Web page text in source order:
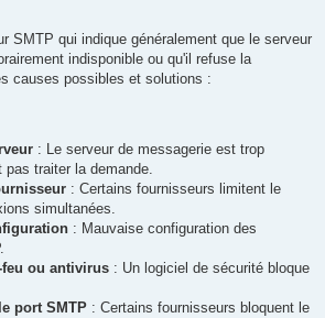
SMTP qui indique généralement que le serveur
indisponible ou qu'il refuse la
causes possibles et solutions :
: Le serveur de messagerie est trop
traiter la demande.
: Certains fournisseurs limitent le
simultanées.
: Mauvaise configuration des
feu ou antivirus : Un logiciel de sécurité bloque
port SMTP : Certains fournisseurs bloquent le